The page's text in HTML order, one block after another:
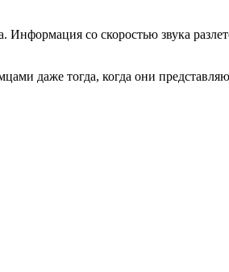
со скоростью звука
даже тогда, когда они